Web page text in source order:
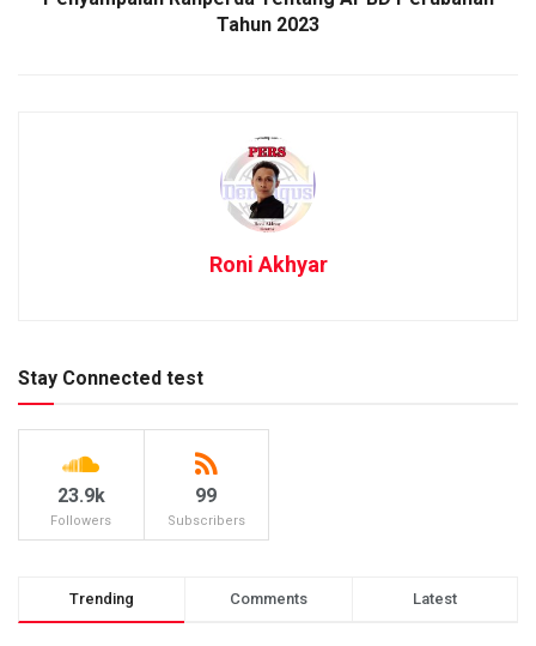
Tahun 2023
Roni Akhyar
Stay Connected test
23.9k
Followers
99
Subscribers
Trending Comments Latest